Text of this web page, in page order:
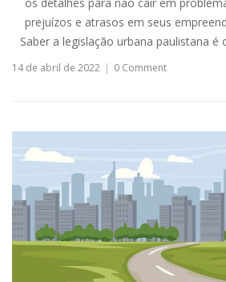
prejuízos e atrasos em seus
Saber a legislação urbana paulistana
14 de abril de 2022 | 0 Comment